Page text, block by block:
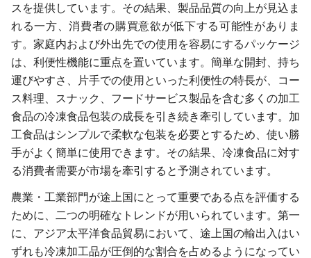
スを提供しています。その結果、製品品質の向上が見込ま
れる一方、消費者の購買意欲が低下する可能性がありま
す。家庭内および外出先での使用を容易にするパッケージ
は、利便性機能に重点を置いています。簡単な開封、持ち
運びやすさ、片手での使用といった利便性の特長が、コー
ス料理、スナック、フードサービス製品を含む多くの加工
食品の冷凍食品包装の成長を引き続き牽引しています。加
工食品はシンプルで柔軟な包装を必要とするため、使い勝
手がよく簡単に使用できます。その結果、冷凍食品に対す
る消費者需要が市場を牽引すると予測されています。
農業・工業部門が途上国にとって重要である点を評価する
ために、二つの明確なトレンドが用いられています。第一
に、アジア太平洋食品貿易において、途上国の輸出入はい
ずれも冷凍加工品が圧倒的な割合を占めるようになってい